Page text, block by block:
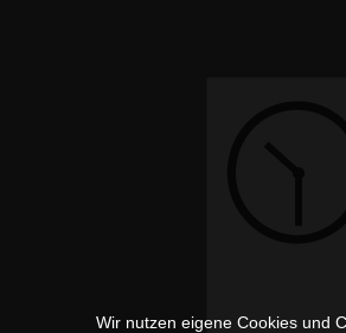
Wir nutzen eigene Cookies und